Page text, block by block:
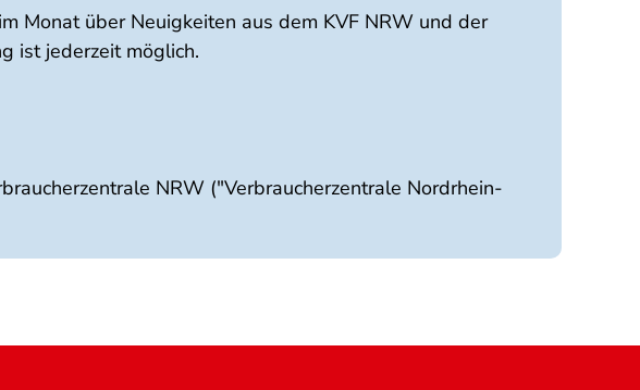
Monat über Neuigkeiten aus dem KVF NRW und der
ist jederzeit möglich.
NRW ("Verbraucherzentrale Nordrhein-